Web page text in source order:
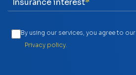
Insurance interest
By using our services, you agree to our
Privacy policy.